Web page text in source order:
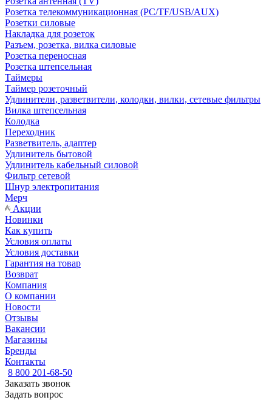
Розетка телекоммуникационная (PC/TF/USB/AUX)
Розетки силовые
Накладка для розеток
Разъем, розетка, вилка силовые
Розетка переносная
Розетка штепсельная
Таймеры
Таймер розеточный
Удлинители, разветвители, колодки, вилки, сетевые фильтры
Вилка штепсельная
Колодка
Переходник
Разветвитель, адаптер
Удлинитель бытовой
Удлинитель кабельный силовой
Фильтр сетевой
Шнур электропитания
Мерч
Акции
Новинки
Как купить
Условия оплаты
Условия доставки
Гарантия на товар
Возврат
Компания
О компании
Новости
Отзывы
Вакансии
Магазины
Бренды
Контакты
8 800 201-68-50
Заказать звонок
Задать вопрос